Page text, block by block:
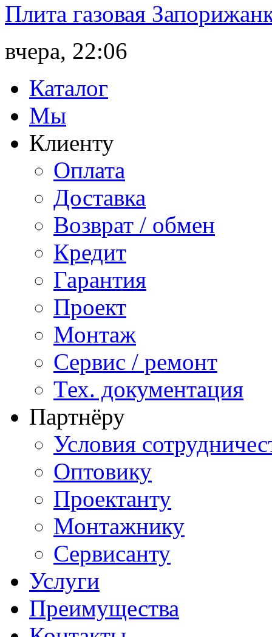
Плита газовая
вчера, 22:06
Каталог
Мы
Клиенту
Оплата
Доставка
Возврат / обмен
Кредит
Гарантия
Проект
Монтаж
Сервис / ремонт
Тех. документация
Партнёру
Условия
Оптовику
Проектанту
Монтажнику
Сервисанту
Услуги
Преимущества